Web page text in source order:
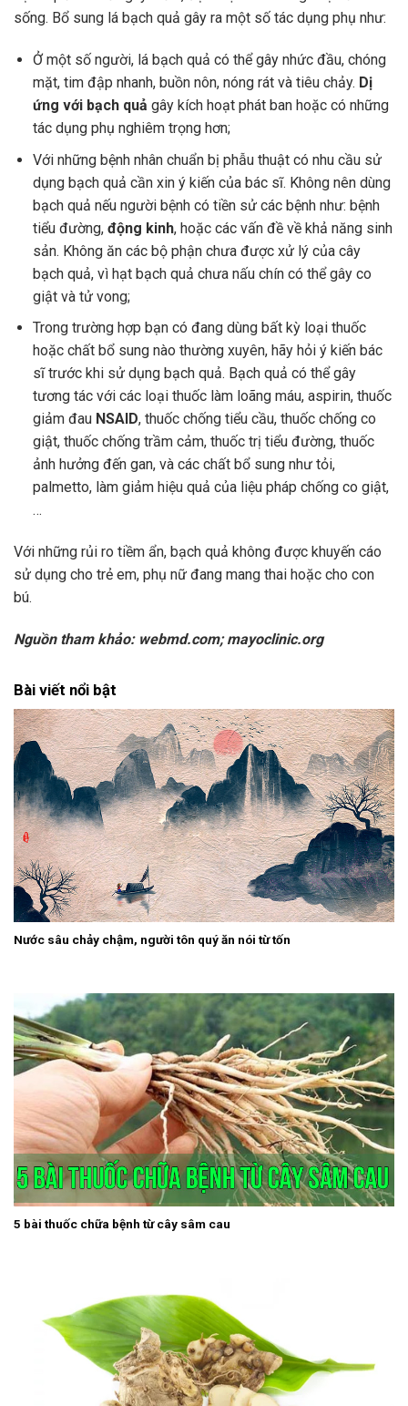
sống. Bổ sung lá bạch quả gây ra một số tác dụng phụ như:
Ở một số người, lá bạch quả có thể gây nhức đầu, chóng
mặt, tim đập nhanh, buồn nôn, nóng rát và tiêu chảy. Dị
ứng với bạch quả gây kích hoạt phát ban hoặc có những
tác dụng phụ nghiêm trọng hơn;
Với những bệnh nhân chuẩn bị phẫu thuật có nhu cầu sử
dụng bạch quả cần xin ý kiến của bác sĩ. Không nên dùng
bạch quả nếu người bệnh có tiền sử các bệnh như: bệnh
tiểu đường, động kinh, hoặc các vấn đề về khả năng sinh
sản. Không ăn các bộ phận chưa được xử lý của cây
bạch quả, vì hạt bạch quả chưa nấu chín có thể gây co
giật và tử vong;
Trong trường hợp bạn có đang dùng bất kỳ loại thuốc
hoặc chất bổ sung nào thường xuyên, hãy hỏi ý kiến bác
sĩ trước khi sử dụng bạch quả. Bạch quả có thể gây
tương tác với các loại thuốc làm loãng máu, aspirin, thuốc
giảm đau NSAID, thuốc chống tiểu cầu, thuốc chống co
giật, thuốc chống trầm cảm, thuốc trị tiểu đường, thuốc
ảnh hưởng đến gan, và các chất bổ sung như tỏi,
palmetto, làm giảm hiệu quả của liệu pháp chống co giật,
…
Với những rủi ro tiềm ẩn, bạch quả không được khuyến cáo
sử dụng cho trẻ em, phụ nữ đang mang thai hoặc cho con
bú.
Nguồn tham khảo: webmd.com; mayoclinic.org
Bài viết nổi bật
Nước sâu chảy chậm, người tôn quý ăn nói từ tốn
5 bài thuốc chữa bệnh từ cây sâm cau